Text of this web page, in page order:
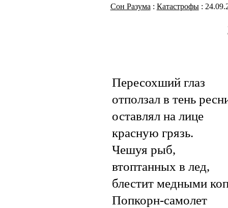
Сон Разума : Катастрофы:
Пересохший глаз
отползал в тень
оставлял на лице
красную грязь.
Чешуя рыб,
втоптанных в лед,
блестит медными
Попкорн-самолет